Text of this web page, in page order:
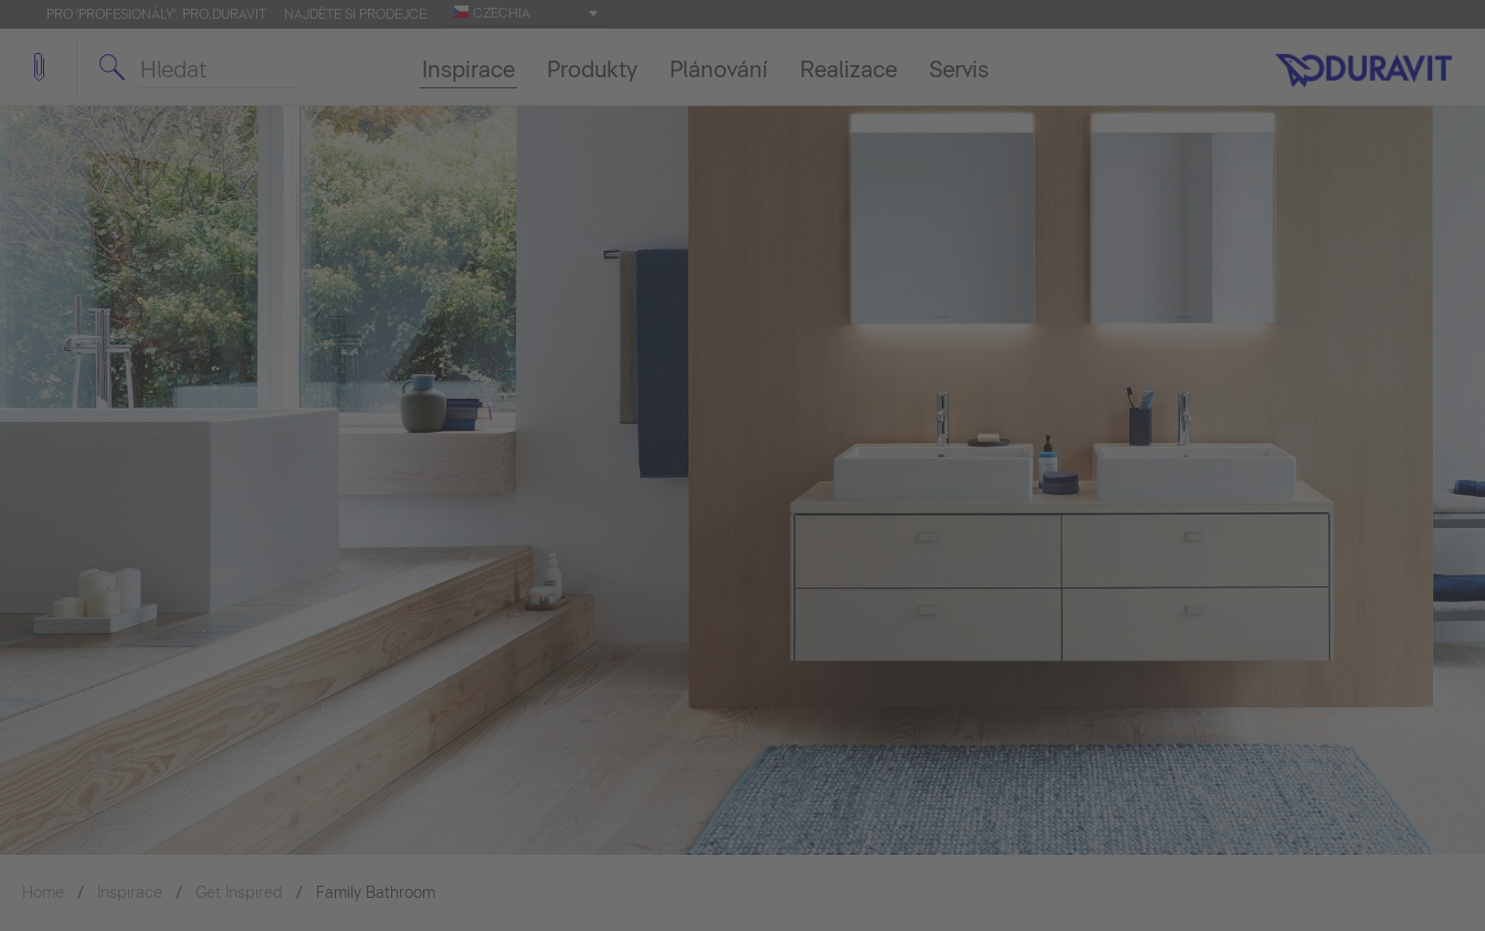
PRO 'PROFESIONÁLY': PRO.DURAVIT NAJDĚTE SI PRODEJCE CZECHIA
Inspirace Produkty Plánování Realizace Servis
Home Inspirace Get Inspired Family Bathroom